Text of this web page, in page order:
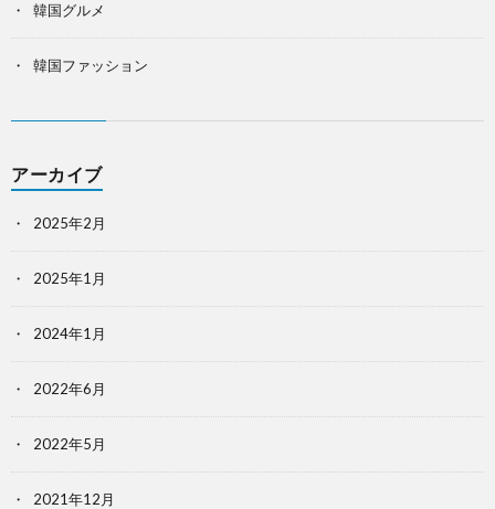
韓国グルメ
韓国ファッション
アーカイブ
2025年2月
2025年1月
2024年1月
2022年6月
2022年5月
2021年12月